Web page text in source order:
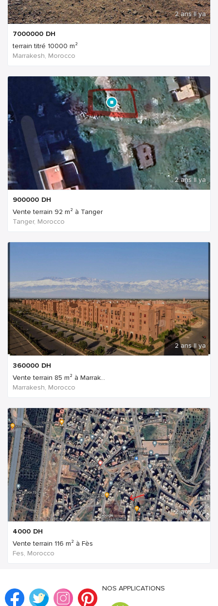
2 ans Il ya
7000000 DH
terrain titré 10000 m²
Marrakesh, Morocco
2 ans Il ya
900000 DH
Vente terrain 92 m² à Tanger
Tanger, Morocco
2 ans Il ya
360000 DH
Vente terrain 85 m² à Marrak...
Marrakesh, Morocco
2 ans Il ya
4000 DH
Vente terrain 116 m² à Fès
Fes, Morocco
NOS APPLICATIONS